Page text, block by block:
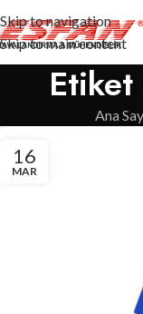
Skip to navigation
Skip to main content
Ana
16
MAR